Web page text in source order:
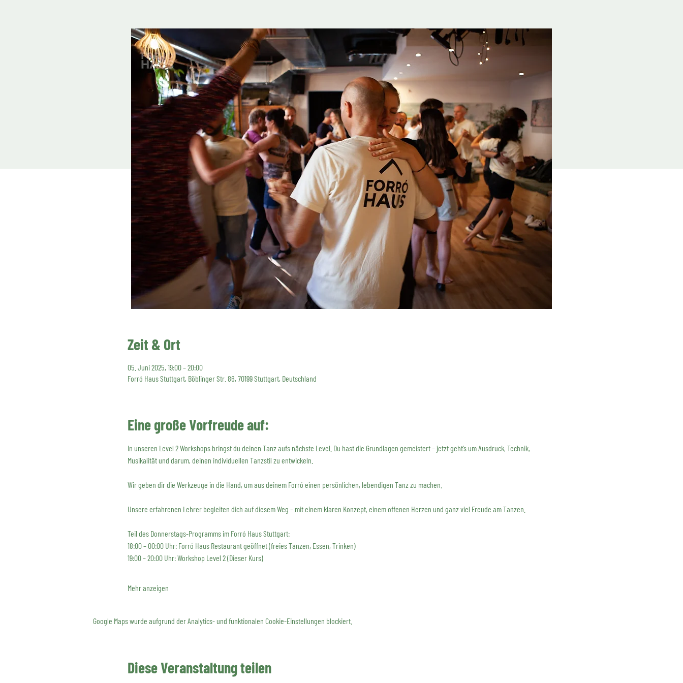
Zeit & Ort
05. Juni 2025, 19:00 – 20:00
Forró Haus Stuttgart, Böblinger Str. 86, 70199 Stuttgart, Deutschland
Eine große Vorfreude auf:
In unseren Level 2 Workshops bringst du deinen Tanz aufs nächste Level. Du hast die Grundlagen gemeistert – jetzt geht’s um Ausdruck, Technik,
Musikalität und darum, deinen individuellen Tanzstil zu entwickeln.
Wir geben dir die Werkzeuge in die Hand, um aus deinem Forró einen persönlichen, lebendigen Tanz zu machen.
Unsere erfahrenen Lehrer begleiten dich auf diesem Weg – mit einem klaren Konzept, einem offenen Herzen und ganz viel Freude am Tanzen.
Teil des Donnerstags-Programms im Forró Haus Stuttgart:
18:00 – 00:00 Uhr: Forró Haus Restaurant geöffnet (freies Tanzen, Essen, Trinken)
19:00 – 20:00 Uhr: Workshop Level 2 (Dieser Kurs)
Mehr anzeigen
Google Maps wurde aufgrund der Analytics- und funktionalen Cookie-Einstellungen blockiert.
Diese Veranstaltung teilen